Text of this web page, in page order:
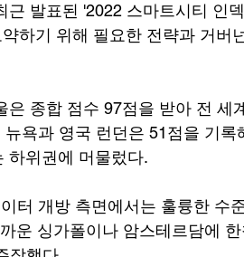
발표된 '2022 스마트시티 인
하기 위해 필요한 전략과 거버
종합 점수 97점을 받아 전 세
욕과 영국 런던은 51점을 기록
하위권에 머물렀다.
터 개방 측면에서는 훌륭한 수
운 싱가폴이나 암스테르담에 한